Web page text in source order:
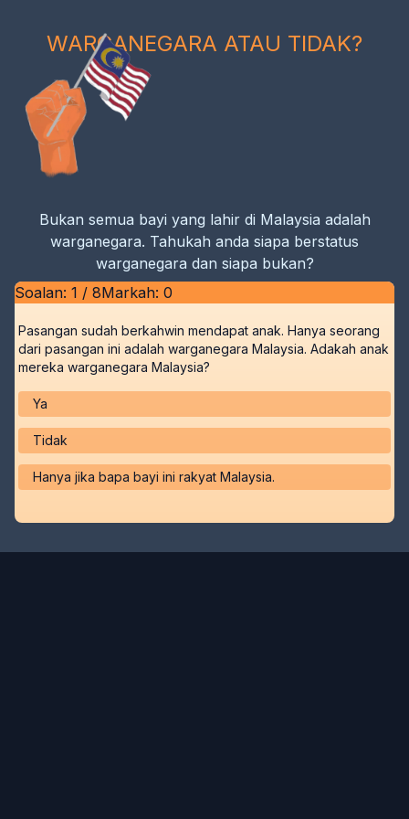
WARGANEGARA ATAU TIDAK?
Bukan semua bayi yang lahir di Malaysia adalah
warganegara. Tahukah anda siapa berstatus
warganegara dan siapa bukan?
Soalan: 1 / 8Markah: 0
Pasangan sudah berkahwin mendapat anak. Hanya seorang
dari pasangan ini adalah warganegara Malaysia. Adakah anak
mereka warganegara Malaysia?
Ya
Tidak
Hanya jika bapa bayi ini rakyat Malaysia.